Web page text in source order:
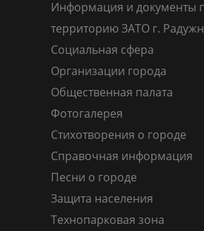
Информация и документы
территорию ЗАТО г.
Социальная сфера
Организации города
Общественная палата
Фотогалерея
Стихотворения о городе
Справочная информация
Песни о городе
Защита населения
Технопарковая зона